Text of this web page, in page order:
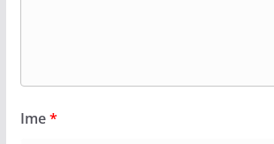
Ime*